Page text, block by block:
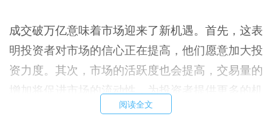
成交破万亿意味着市场迎来了新机遇。首先，这表
明投资者对市场的信心正在提高，他们愿意加大投
资力度。其次，市场的活跃度也会提高，交易量的
增加将促进市场的流动性，为投资者提供更多的机
阅读全文